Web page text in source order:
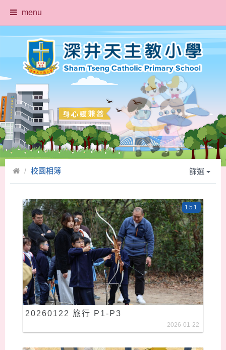
menu
校園相簿 篩選
20260122 旅行 P1-P3
151
2026-01-22